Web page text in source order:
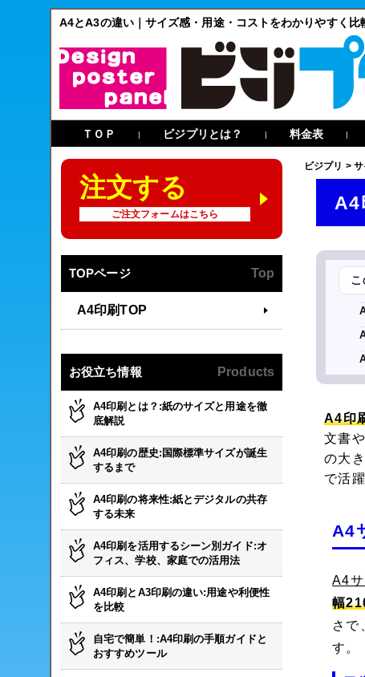
A4とA3の違い｜サイズ感・用途・コストをわかりやすく比
ＴＯＰ | ビジプリとは？ | 料金表 |
ビジプリ >
A4
A4印
文書
の大
で活
A4
A4
幅
さで
す。
注文する
ご注文フォームはこちら
TOPページ Top
A4印刷TOP
お役立ち情報 Products
A4印刷とは？:紙のサイズと用途を徹
底解説
A4印刷の歴史:国際標準サイズが誕生
するまで
A4印刷の将来性:紙とデジタルの共存
する未来
A4印刷を活用するシーン別ガイド:オ
フィス、学校、家庭での活用法
A4印刷とA3印刷の違い:用途や利便性
を比較
自宅で簡単！:A4印刷の手順ガイドと
おすすめツール